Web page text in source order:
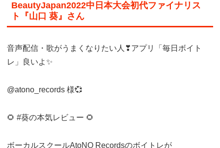
BeautyJapan2022中日本大会初代ファイナリス
ト『山口 葵』さん
音声配信・歌がうまくなりたい人❣アプリ「毎日ボイト
レ」良いよ✨
@atono_records 様💞
🌻 #葵の本気レビュー 🌻
ボーカルスクールAtoNO Recordsのボイトレが